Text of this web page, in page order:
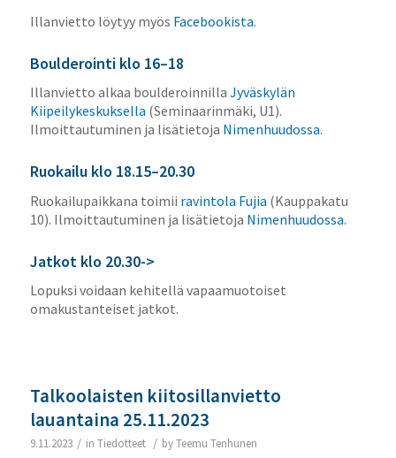
Illanvietto löytyy myös Facebookista.
Boulderointi klo 16–18
Illanvietto alkaa boulderoinnilla Jyväskylän
Kiipeilykeskuksella (Seminaarinmäki, U1).
Ilmoittautuminen ja lisätietoja Nimenhuudossa.
Ruokailu klo 18.15–20.30
Ruokailupaikkana toimii ravintola Fujia (Kauppakatu
10). Ilmoittautuminen ja lisätietoja Nimenhuudossa.
Jatkot klo 20.30->
Lopuksi voidaan kehitellä vapaamuotoiset
omakustanteiset jatkot.
Talkoolaisten kiitosillanvietto
lauantaina 25.11.2023
9.11.2023 / in Tiedotteet / byTeemu Tenhunen